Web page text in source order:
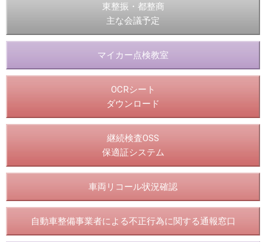
東整振・都整商
主な会議予定
マイカー点検教室
OCRシート
ダウンロード
継続検査OSS
保適証システム
車両リコール状況確認
自動車整備事業者による不正行為に関する通報窓口